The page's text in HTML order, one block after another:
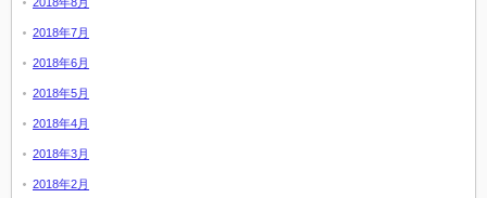
2018年7月
2018年6月
2018年5月
2018年4月
2018年3月
2018年2月